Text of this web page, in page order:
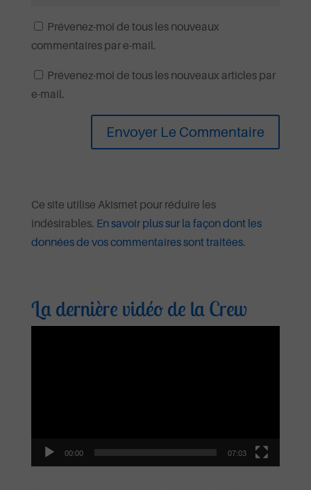
Prévenez-moi de tous les nouveaux
commentaires par e-mail.
Prévenez-moi de tous les nouveaux articles par
e-mail.
Ce site utilise Akismet pour réduire les
indésirables. En savoir plus sur la façon dont les
données de vos commentaires sont traitées.
La dernière vidéo de la Crew
00:00 07:03